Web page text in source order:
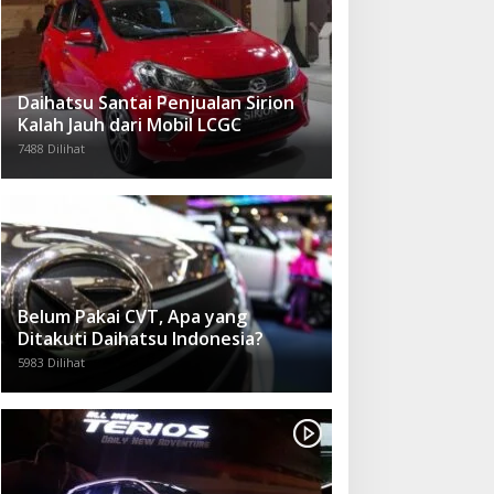
Daihatsu Santai Penjualan Sirion
Kalah Jauh dari Mobil LCGC
7488 Dilihat
Belum Pakai CVT, Apa yang
Ditakuti Daihatsu Indonesia?
5983 Dilihat